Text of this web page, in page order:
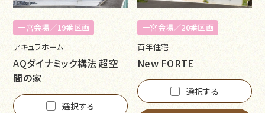
一宮会場／19番区画
アキュラホーム
AQダイナミック構法 超空
間の家
選択する
一宮会場／20番区画
百年住宅
New FORTE
選択する